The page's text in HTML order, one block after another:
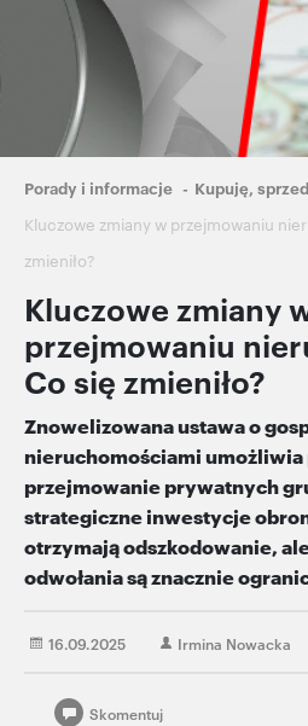
Ścieżka
nawigacyjna
Porady i informacje
Kupuję,
Kluczowe zmiany w przejmowaniu
zmieniło?
Kluczowe zmiany
przejmowaniu
Co się zmieniło?
Znowelizowana ustawa o
nieruchomościami
przejmowanie prywatnych
strategiczne inwestycje
otrzymają odszkodowanie,
odwołania są znacznie
16.09.2025 Irmina Nowacka
Skomentuj